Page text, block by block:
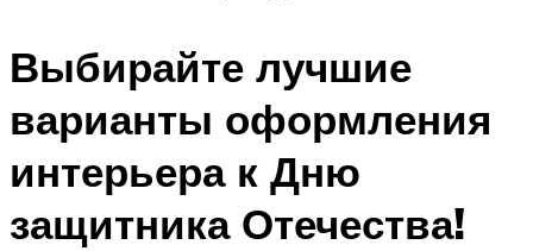
Выбирайте лучшие
варианты оформления
интерьера к Дню
защитника Отечества!